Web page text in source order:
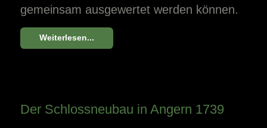
gemeinsam ausgewertet werden können.
Weiterlesen...
Der Schlossneubau in Angern 1739